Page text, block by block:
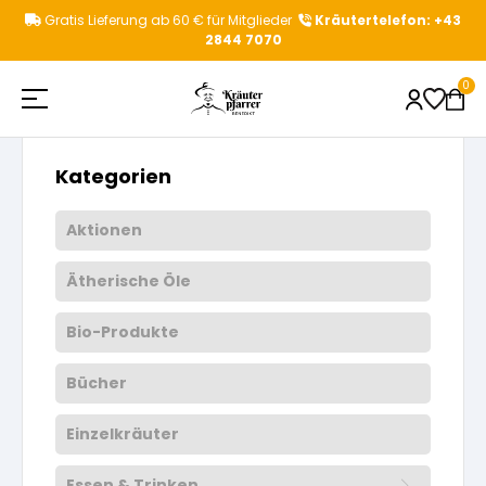
Zum
springen
Beliebte Suchbegriffe
Kategorievorschläge
Produktvorschläge
Shop
Aktionen
Kräutertees
Einzelkräuter
Kräuterpfarrer
Kräuterpfarrer Benedikt
Kräuterpfarrer Weidinger
Gesundheitstipps
News & Events
Gratis Lieferung ab 60 € für Mitglieder
Kräutertelefon: +43
2844 7070
0
Startseite
Kategorien
Aktionen
Ätherische Öle
Bio-Produkte
Bücher
Einzelkräuter